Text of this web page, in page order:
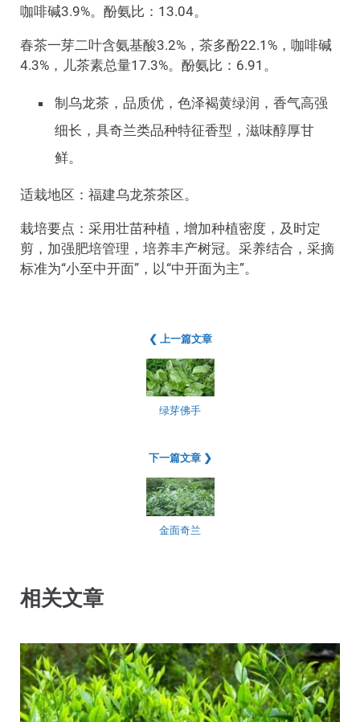
咖啡碱3.9%。酚氨比：13.04。
春茶一芽二叶含氨基酸3.2%，茶多酚22.1%，咖啡碱
4.3%，儿茶素总量17.3%。酚氨比：6.91。
制乌龙茶，品质优，色泽褐黄绿润，香气高强
细长，具奇兰类品种特征香型，滋味醇厚甘
鲜。
适栽地区：福建乌龙茶茶区。
栽培要点：采用壮苗种植，增加种植密度，及时定
剪，加强肥培管理，培养丰产树冠。采养结合，采摘
标准为“小至中开面”，以“中开面为主”。
❮ 上一篇文章
绿芽佛手
下一篇文章 ❯
金面奇兰
相关文章